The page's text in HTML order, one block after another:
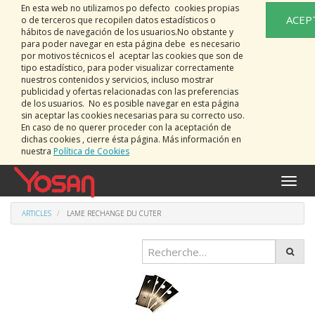
En esta web no utilizamos po defecto cookies propias
o de terceros que recopilen datos estadísticos o
hábitos de navegación de los usuarios.No obstante y
para poder navegar en esta página debe es necesario
por motivos técnicos el aceptar las cookies que son de
tipo estadístico, para poder visualizar correctamente
nuestros contenidos y servicios, incluso mostrar
publicidad y ofertas relacionadas con las preferencias
de los usuarios. No es posible navegar en esta página
sin aceptar las cookies necesarias para su correcto uso.
En caso de no querer proceder con la aceptación de
dichas cookies , cierre ésta página. Más información en
nuestra Política de Cookies
la
ARTICLES LAME RECHANGE DU CUTER